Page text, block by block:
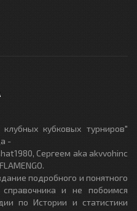
кубковых турниров"
-
Сергеем aka akvvohinc
подробного и понятного
справочника и не побоимся
по Истории и статистики